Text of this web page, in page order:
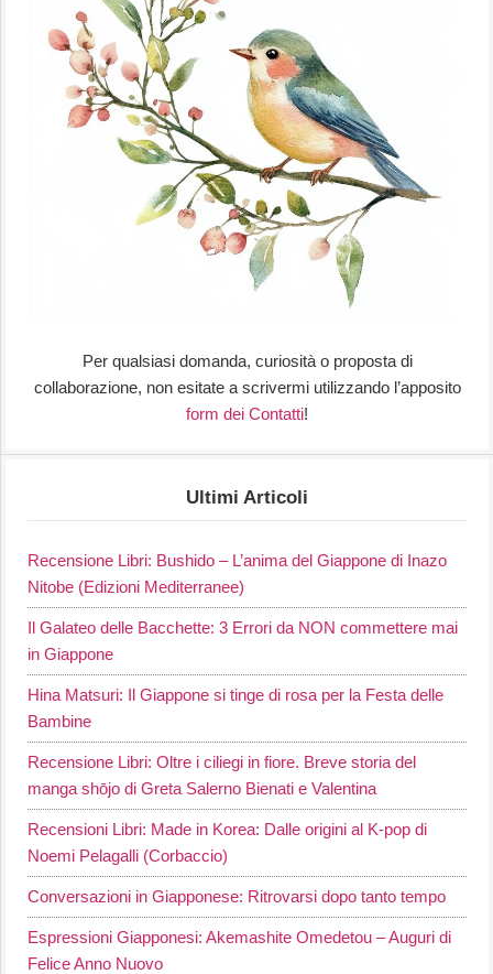
Per qualsiasi domanda, curiosità o proposta di
collaborazione, non esitate a scrivermi utilizzando l’apposito
form dei Contatti!
Ultimi Articoli
Recensione Libri: Bushido – L’anima del Giappone di Inazo
Nitobe (Edizioni Mediterranee)
Il Galateo delle Bacchette: 3 Errori da NON commettere mai
in Giappone
Hina Matsuri: Il Giappone si tinge di rosa per la Festa delle
Bambine
Recensione Libri: Oltre i ciliegi in fiore. Breve storia del
manga shōjo di Greta Salerno Bienati e Valentina
Recensioni Libri: Made in Korea: Dalle origini al K-pop di
Noemi Pelagalli (Corbaccio)
Conversazioni in Giapponese: Ritrovarsi dopo tanto tempo
Espressioni Giapponesi: Akemashite Omedetou – Auguri di
Felice Anno Nuovo